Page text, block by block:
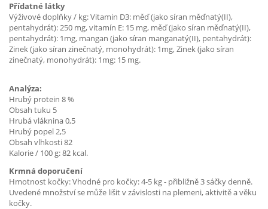
Přídatné látky
Výživové doplňky / kg: Vitamin D3: měď (jako síran měďnatý(II),
pentahydrát): 250 mg, vitamín E: 15 mg, měď (jako síran měďnatý(II),
pentahydrát): 1mg, mangan (jako síran manganatý(II), pentahydrát):
Zinek (jako síran zinečnatý, monohydrát): 1mg, Zinek (jako síran
zinečnatý, monohydrát): 1mg: 15 mg.
Analýza:
Hrubý protein 8 %
Obsah tuku 5
Hrubá vláknina 0,5
Hrubý popel 2,5
Obsah vlhkosti 82
Kalorie / 100 g: 82 kcal.
Krmná doporučení
Hmotnost kočky: Vhodné pro kočky: 4-5 kg - přibližně 3 sáčky denně.
Uvedené množství se může lišit v závislosti na plemeni, aktivitě a věku
kočky.